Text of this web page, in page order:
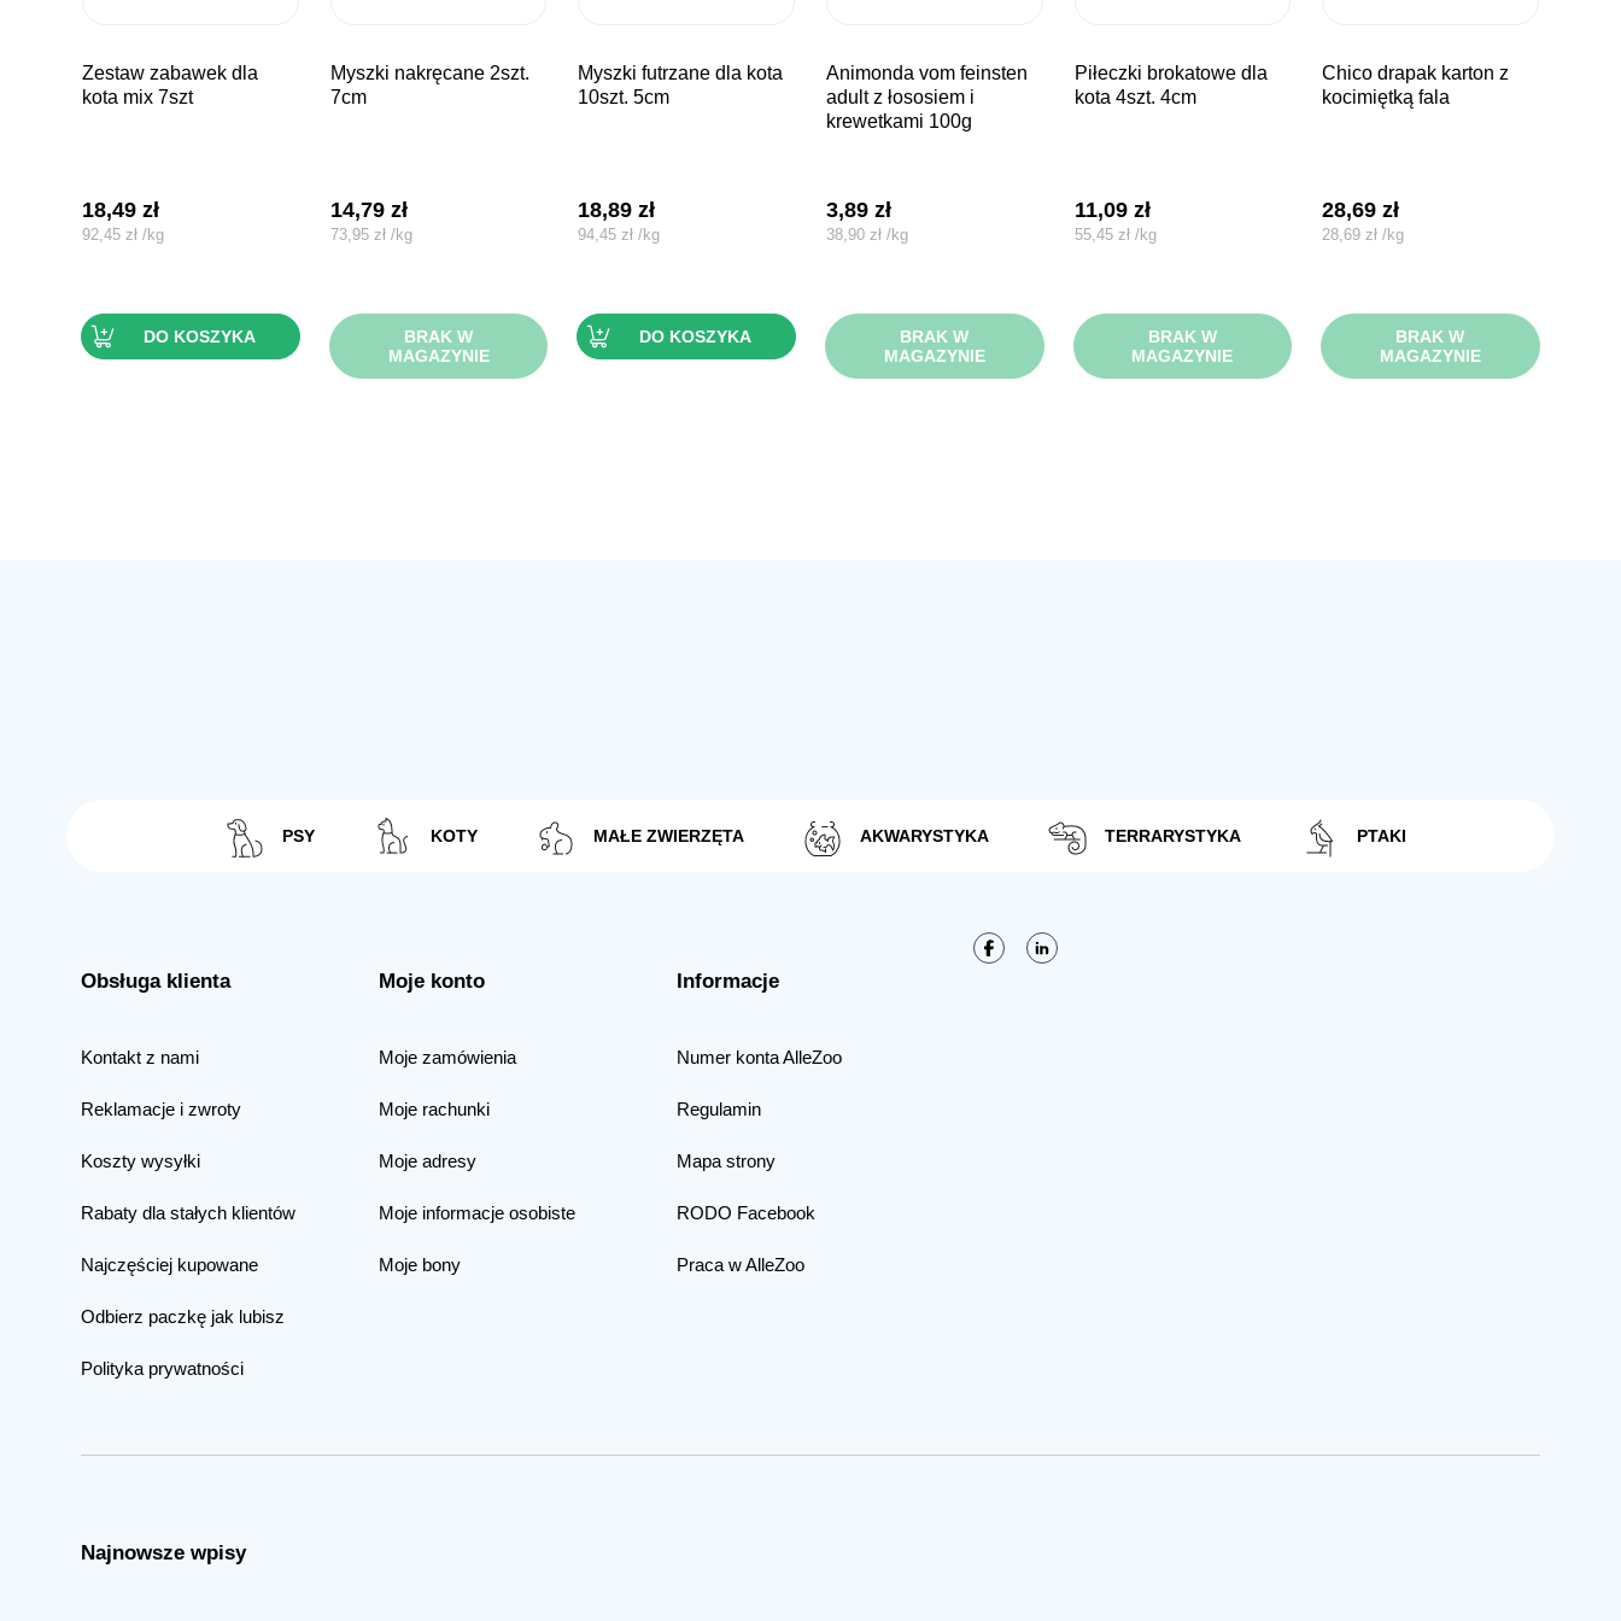
zestaw zabawek dla
kota mix 7szt
18,49zł
92,45zł /kg
DO KOSZYKA
myszki nakręcane 2szt.
7cm
14,79 zł
73,95 zł /kg
BRAK W
MAGAZYNIE
myszki futrzane dla kota
10szt. 5cm
18,89zł
94,45zł /kg
DO KOSZYKA
animonda vom feinsten
adult z łososiem i
krewetkami 100g
3,89 zł
38,90 zł /kg
BRAK W
MAGAZYNIE
piłeczki brokatowe dla
kota 4szt. 4cm
11,09 zł
55,45 zł /kg
BRAK W
MAGAZYNIE
chico drapak karton z
kocimiętką fala
28,69zł
28,69zł /kg
BRAK W
MAGAZYNIE
PSY KOTY MAŁE ZWIERZĘTA AKWARYSTYKA TERRARYSTYKA PTAKI
Obsługa klienta
Kontakt z nami
Reklamacje i zwroty
Koszty wysyłki
Rabaty dla stałych klientów
Najczęściej kupowane
Odbierz paczkę jak lubisz
Polityka prywatności
Moje konto
Moje zamówienia
Moje rachunki
Moje adresy
Moje informacje osobiste
Moje bony
Informacje
Numer konta AlleZoo
Regulamin
Mapa strony
RODO Facebook
Praca w AlleZoo
Najnowsze wpisy